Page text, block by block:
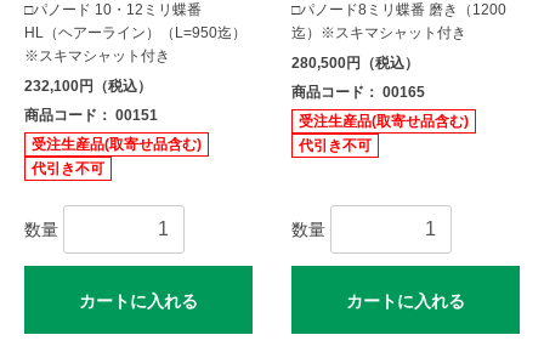
□パノード 10・12ミリ蝶番
HL（ヘアーライン）（L=950迄）
※スキマシャット付き
232,100円（税込）
商品コード： 00151
受注生産品(取寄せ品含む)
代引き不可
数量
カートに入れる
□パノード8ミリ蝶番 磨き（1200
迄）※スキマシャット付き
280,500円（税込）
商品コード： 00165
受注生産品(取寄せ品含む)
代引き不可
数量
カートに入れる